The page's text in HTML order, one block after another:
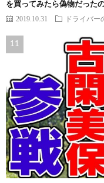
を買ってみたら偽物だった
2019.10.31 ドライバー